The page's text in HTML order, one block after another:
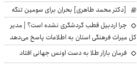
[دکتر محمد طاهری] بحران برای سومین تنگه
چرا اردبیل قطب گردشگری نشده است؟ | مدیر
کل میراث فرهنگی استان به اطلاعات پاسخ می‌دهد
فرمان بازار طلا به دست اونس جهانی افتاد